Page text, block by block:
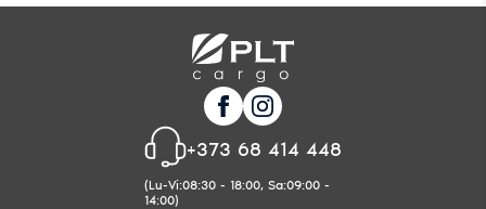
+373 68 414 448
(Lu-Vi:08:30 - 18:00, Sa:09:00 -
14:00)